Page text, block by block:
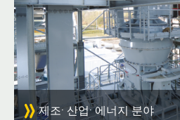
제조· 산업· 에너지 분야